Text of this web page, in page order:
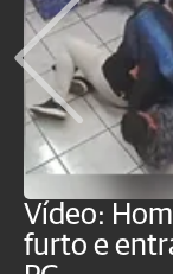
Vídeo:
furto e